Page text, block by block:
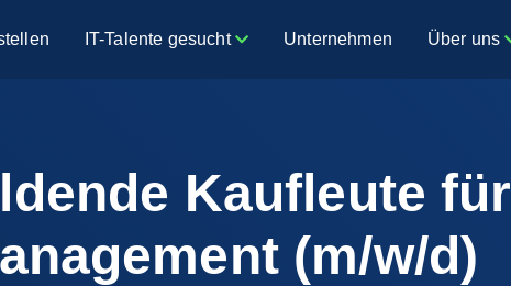
IT-Talente gesucht Unternehmen Über uns
Kaufleute für
(m/w/d)